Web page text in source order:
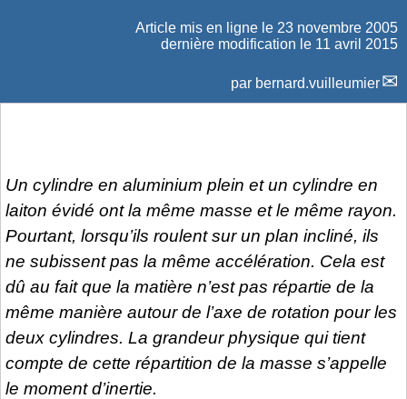
Article mis en ligne le 23 novembre 2005
dernière modification le 11 avril 2015
par bernard.vuilleumier
Un cylindre en aluminium plein et un cylindre en
laiton évidé ont la même masse et le même rayon.
Pourtant, lorsqu’ils roulent sur un plan incliné, ils
ne subissent pas la même accélération. Cela est
dû au fait que la matière n’est pas répartie de la
même manière autour de l’axe de rotation pour les
deux cylindres. La grandeur physique qui tient
compte de cette répartition de la masse s’appelle
le moment d’inertie.